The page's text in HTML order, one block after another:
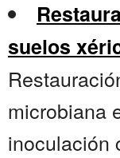
suelos
microbiana
inoculación